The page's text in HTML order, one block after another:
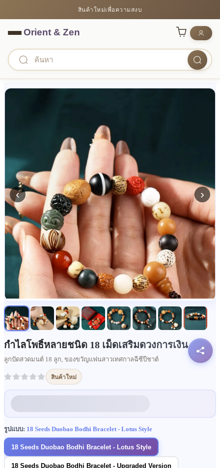
สินค้าใหม่เพื่อความสงบ
‹ ›
กำไลโพธิ์หลายชนิด 18 เม็ดเสริมดวงการเงิน
ลูกปัดสวดมนต์ 18 ลูก, ของขวัญแฟนสาวเทศกาลฉีซีปีชาต์
สินค้าใหม่
รูปแบบ: 18 Seeds Duobao Bodhi Bracelet - Lotus Style
18 Seeds Duobao Bodhi Bracelet - Lotus Style
18 Seeds Duobao Bodhi Bracelet - Upgraded Version